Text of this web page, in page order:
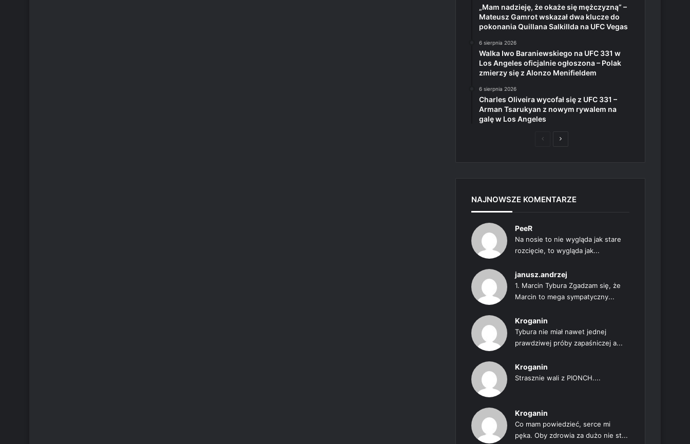
„Mam nadzieję, że okaże się mężczyzną” –
Mateusz Gamrot wskazał dwa klucze do
pokonania Quillana Salkillda na UFC Vegas
6 sierpnia 2026
Walka Iwo Baraniewskiego na UFC 331 w
Los Angeles oficjalnie ogłoszona – Polak
zmierzy się z Alonzo Menifieldem
6 sierpnia 2026
Charles Oliveira wycofał się z UFC 331 –
Arman Tsarukyan z nowym rywalem na
galę w Los Angeles
PoprzedniaNastępna
NAJNOWSZE KOMENTARZE
PeeR
Na nosie to nie wygląda jak stare
rozcięcie, to wygląda jak...
janusz.andrzej
1. Marcin Tybura Zgadzam się, że
Marcin to mega sympatyczny...
Kroganin
Tybura nie miał nawet jednej
prawdziwej próby zapaśniczej a...
Kroganin
Strasznie wali z PIONCH....
Kroganin
Co mam powiedzieć, serce mi
pęka. Oby zdrowia za dużo nie st...